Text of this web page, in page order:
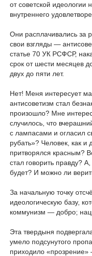
от советской идеологии
внутреннего
Они расплачивались за
свои взгляды ―
статье 70 УК РСФСР,
срок от шести месяцев
двух до пяти лет.
Нет! Меня интересует
антисоветизм стал
произошло? Мне
случилось, что
с лампасами и огласил
рубать»? Человек, как
притворялся красным?
стал говорить правду?
будет? И можно ли
За начальную точку
идеологическую базу,
коммунизм ― добро;
Эта твердыня
умело подсунутого
приходило